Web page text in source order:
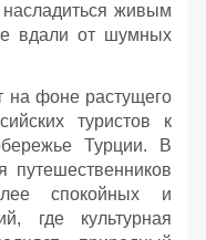
живым
вдали от шумных
на фоне растущего
туристов к
Турции. В
путешественников
спокойных и
где культурная